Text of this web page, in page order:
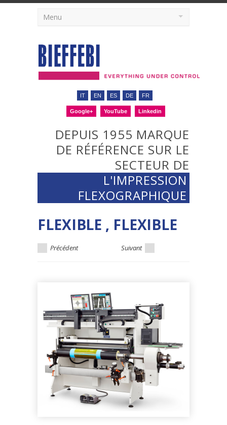
Menu
IT EN ES DE FR
Google+ YouTube Linkedin
DEPUIS 1955 MARQUE
DE RÉFÉRENCE SUR LE
SECTEUR DE
L'IMPRESSION
FLEXOGRAPHIQUE
FLEXIBLE , FLEXIBLE
Précédent Suivant